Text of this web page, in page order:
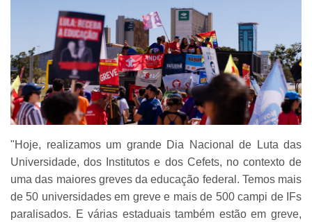
"Hoje, realizamos um grande Dia Nacional de Luta das
Universidade, dos Institutos e dos Cefets, no contexto de
uma das maiores greves da educação federal. Temos mais
de 50 universidades em greve e mais de 500 campi de IFs
paralisados. E várias estaduais também estão em greve,